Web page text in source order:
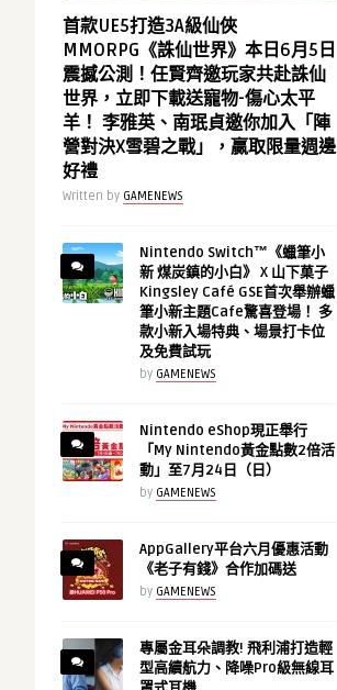
首款UE5打造3A級仙俠
MMORPG《誅仙世界》本日6月5日
震撼公測！任賢齊邀玩家共赴誅仙
世界，立即下載送寵物-傷心太平
羊！ 李雅英、南珉貞邀你加入「陣
營對決X雪碧之戰」，贏取限量週邊
好禮
Written by GAMENEWS
Nintendo Switch™《蠟筆小
新 煤炭鎮的小白》 X 山下菓子
Kingsley Café GSE首次舉辦蠟
筆小新主題Cafe驚喜登場！ 多
款小新入場特典、場景打卡位
及免費試玩
by GAMENEWS
Nintendo eShop現正舉行
「My Nintendo黃金點數2倍活
動」至7月24日（日）
by GAMENEWS
AppGallery平台六月優惠活動
《老子有錢》合作加碼送
by GAMENEWS
專屬金耳朵調教! 飛利浦打造輕
型高續航力、降噪Pro級無線耳